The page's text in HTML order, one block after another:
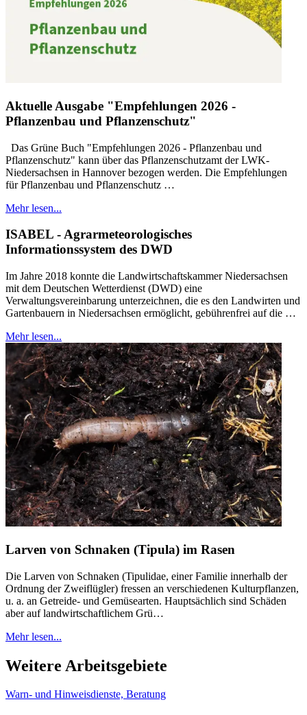
Aktuelle Ausgabe "Empfehlungen 2026 -
Pflanzenbau und Pflanzenschutz"
Das Grüne Buch "Empfehlungen 2026 - Pflanzenbau und
Pflanzenschutz" kann über das Pflanzenschutzamt der LWK-
Niedersachsen in Hannover bezogen werden. Die Empfehlungen
für Pflanzenbau und Pflanzenschutz …
Mehr lesen...
ISABEL - Agrarmeteorologisches
Informationssystem des DWD
Im Jahre 2018 konnte die Landwirtschaftskammer Niedersachsen
mit dem Deutschen Wetterdienst (DWD) eine
Verwaltungsvereinbarung unterzeichnen, die es den Landwirten und
Gartenbauern in Niedersachsen ermöglicht, gebührenfrei auf die …
Mehr lesen...
Larven von Schnaken (Tipula) im Rasen
Die Larven von Schnaken (Tipulidae, einer Familie innerhalb der
Ordnung der Zweiflügler) fressen an verschiedenen Kulturpflanzen,
u. a. an Getreide- und Gemüsearten. Hauptsächlich sind Schäden
aber auf landwirtschaftlichem Grü…
Mehr lesen...
Weitere Arbeitsgebiete
Warn- und Hinweisdienste, Beratung